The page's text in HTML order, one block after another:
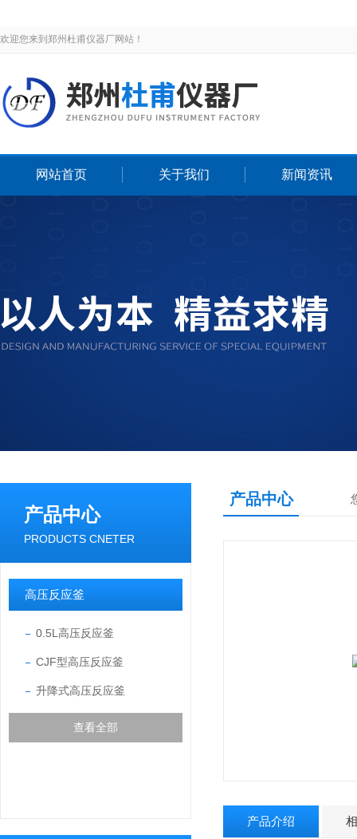
欢迎您来到郑州杜甫仪器厂网站！
网站首页 关于我们 新闻资讯
产品中心
PRODUCTS CNETER
高压反应釜
0.5L高压反应釜
CJF型高压反应釜
升降式高压反应釜
查看全部
产品中心
产品介绍